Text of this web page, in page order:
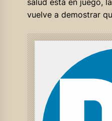
salud está en juego,
vuelve a demostrar